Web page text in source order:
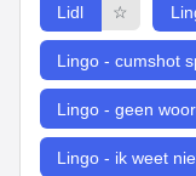
Lidl ☆
Lingo - cumshot
Lingo - geen
Lingo - ik weet